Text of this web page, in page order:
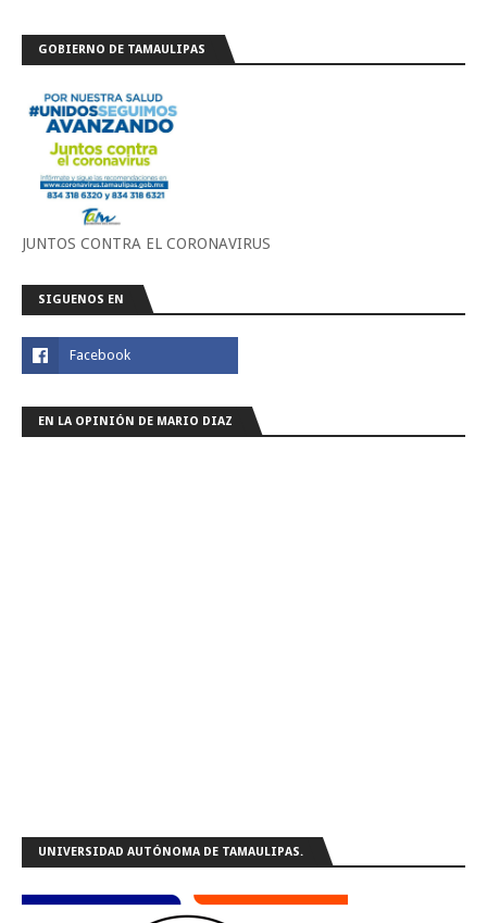
GOBIERNO DE TAMAULIPAS
JUNTOS CONTRA EL CORONAVIRUS
SIGUENOS EN
EN LA OPINIÓN DE MARIO DIAZ
UNIVERSIDAD AUTÓNOMA DE TAMAULIPAS.